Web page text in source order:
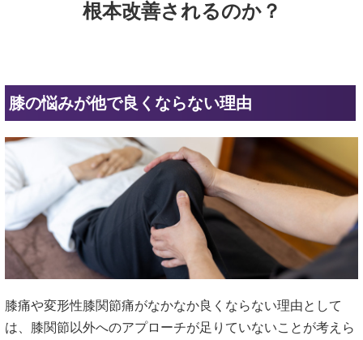
根本改善されるのか？
膝の悩みが他で良くならない理由
膝痛や変形性膝関節痛がなかなか良くならない理由として
は、膝関節以外へのアプローチが足りていないことが考えら